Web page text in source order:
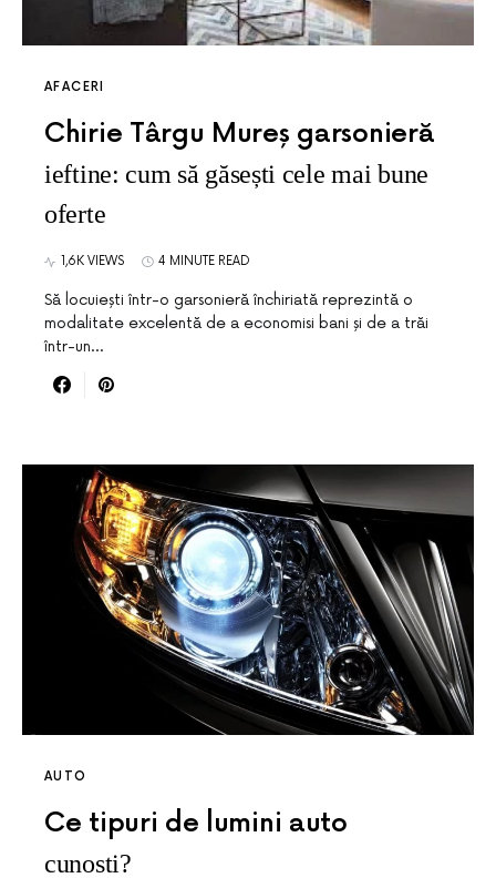
AFACERI
Chirie Târgu Mureș garsonieră
ieftine: cum să găsești cele mai bune
oferte
1,6K VIEWS 4 MINUTE READ
Să locuiești într-o garsonieră închiriată reprezintă o
modalitate excelentă de a economisi bani și de a trăi
într-un…
AUTO
Ce tipuri de lumini auto
cunosti?